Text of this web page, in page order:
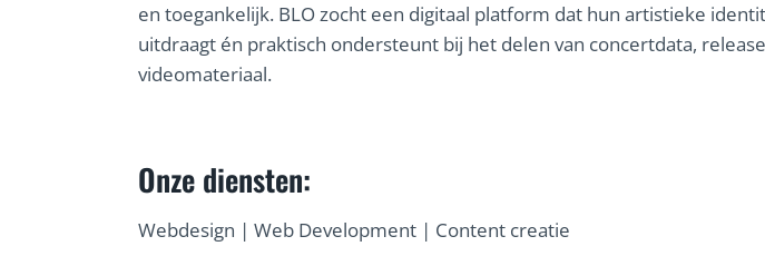
en toegankelijk. BLO zocht een digitaal platform dat hun artistieke
uitdraagt én praktisch ondersteunt bij het delen van concertdata,
videomateriaal.
Onze diensten:
Webdesign | Web Development | Content creatie